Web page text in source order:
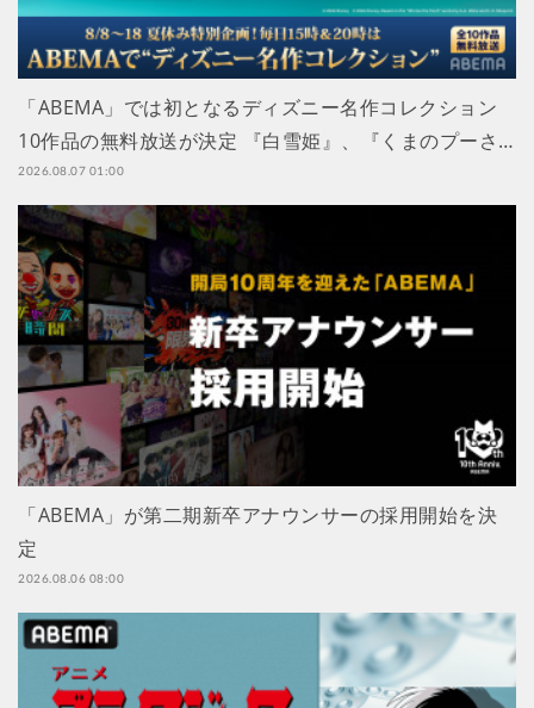
「ABEMA」では初となるディズニー名作コレクション
10作品の無料放送が決定 『白雪姫』、『くまのプーさ…
2026.08.07 01:00
「ABEMA」が第二期新卒アナウンサーの採用開始を決
定
2026.08.06 08:00